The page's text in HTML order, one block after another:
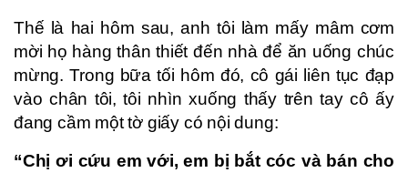
Thế là hai hôm sau, anh tôi làm mấy mâm cơm
mời họ hàng thân thiết đến nhà để ăn uống chúc
mừng. Trong bữa tối hôm đó, cô gái liên tục đạp
vào chân tôi, tôi nhìn xuống thấy trên tay cô ấy
đang cầm một tờ giấy có nội dung:
“Chị ơi cứu em với, em bị bắt cóc và bán cho